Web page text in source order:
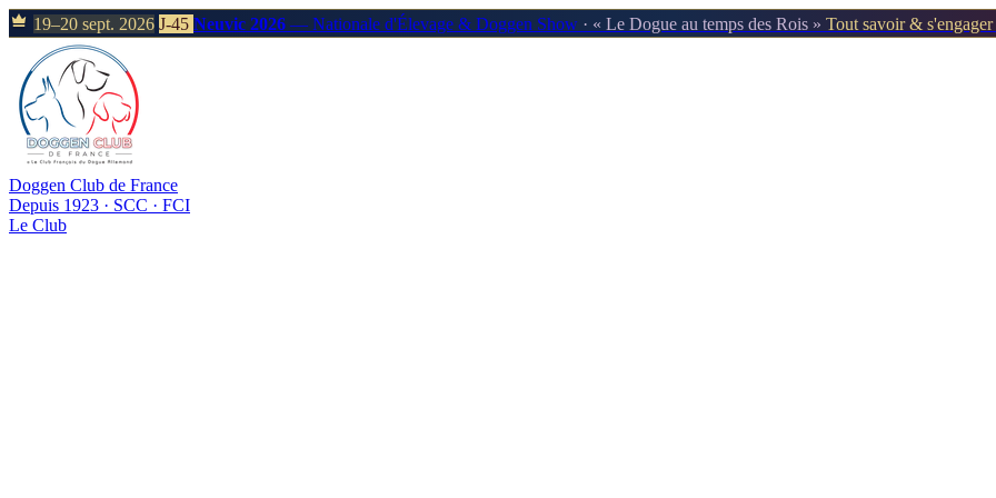
19–20 sept. 2026 J-45 Neuvic 2026 — Nationale d'Élevage & Doggen Show · « Le Dogue au temps des Rois » Tout savoir &
Doggen Club de France
Depuis 1923 · SCC · FCI
Le Club